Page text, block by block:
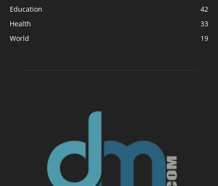
Education
42
Health
33
World
19